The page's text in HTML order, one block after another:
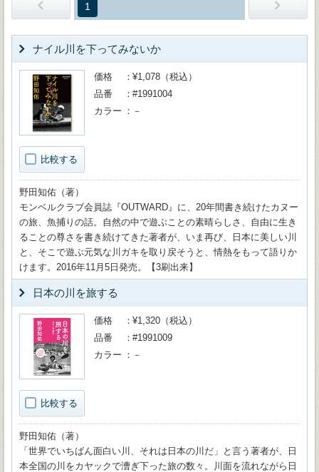
1
ナイル川を下ってみないか
比較する
価格
¥1,078（税込）
品番
#1991004
カラー
－
野田知佑（著）
モンベルクラブ会員誌『OUTWARD』に、20年間書き続けたカヌー
の旅、魚捕りの話。自然の中で遊ぶことの素晴らしさ、自由に生き
ることの尊さを書き続けてきた著者が、いま再び、日本に美しい川
と、そこで遊ぶ元気な川ガキを取り戻そうと、情熱をもって語りか
けます。2016年11月5日発売。【3刷出来】
日本の川を旅する
比較する
価格
¥1,320（税込）
品番
#1991009
カラー
－
野田知佑（著）
「世界でいちばん面白い川、それは日本の川だ」と言う著者が、日
本全国の川をカヤックで漕ぎ下った旅の数々。川面を流れながら日